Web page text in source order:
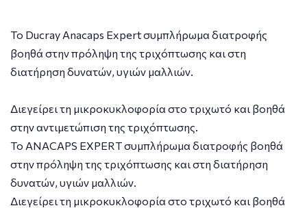
Το Ducray Anacaps Expert συμπλήρωμα διατροφής
βοηθά στην πρόληψη της τριχόπτωσης και στη
διατήρηση δυνατών, υγιών μαλλιών.
Διεγείρει τη μικροκυκλοφορία στο τριχωτό και βοηθά
στην αντιμετώπιση της τριχόπτωσης.
Το ANACAPS EXPERT συμπλήρωμα διατροφής βοηθά
στην πρόληψη της τριχόπτωσης και στη διατήρηση
δυνατών, υγιών μαλλιών.
Διεγείρει τη μικροκυκλοφορία στο τριχωτό και βοηθά